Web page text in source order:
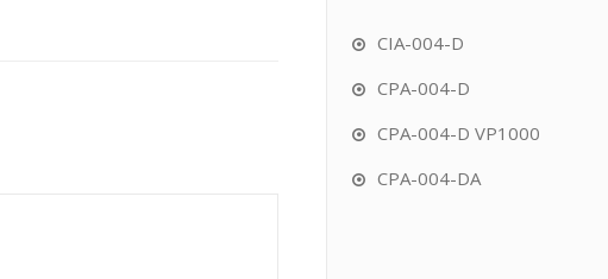
CIA-004-D
CPA-004-D
CPA-004-D VP1000
CPA-004-DA